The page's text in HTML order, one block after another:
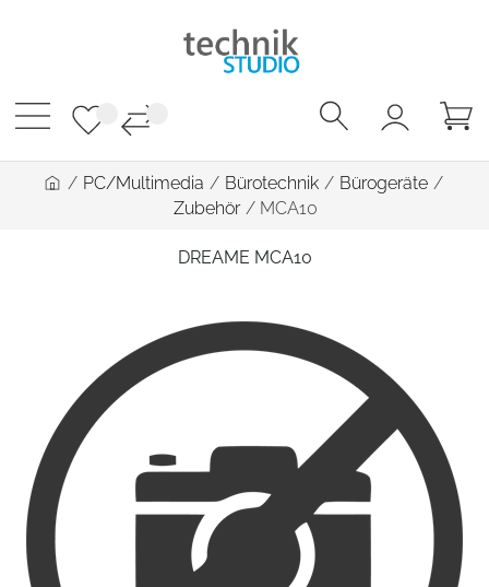
/ PC/Multimedia / Bürotechnik / Bürogeräte /
Zubehör/ MCA10
DREAME MCA10